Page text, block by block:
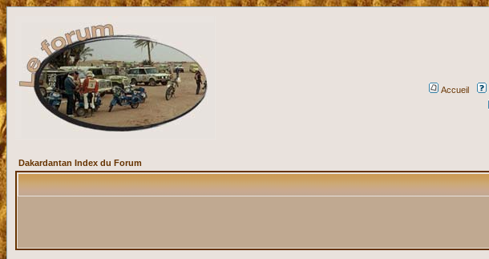
Accueil
Dakardantan Index du Forum